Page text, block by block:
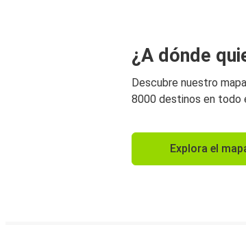
¿A dónde
Descubre nuestro
8000 destinos en todo
Explora el